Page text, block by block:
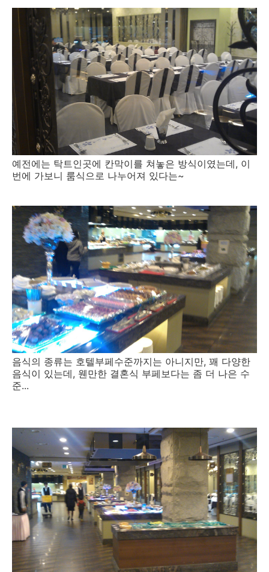
예전에는 탁트인곳에 칸막이를 쳐놓은 방식이였는데, 이
번에 가보니 룸식으로 나누어져 있다는~
음식의 종류는 호텔부페수준까지는 아니지만, 꽤 다양한
음식이 있는데, 웬만한 결혼식 부페보다는 좀 더 나은 수
준...